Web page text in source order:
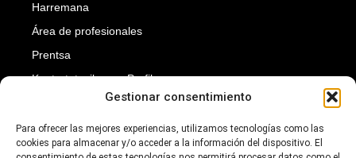
Gestionar consentimiento
Para ofrecer las mejores experiencias, utilizamos tecnologías como las
cookies para almacenar y/o acceder a la información del dispositivo. El
Harremana
Área de profesionales
Prentsa
Kontratatzailearen Profila
Suscríbete a nuestra newsletter para recibir nuestras
novedades.